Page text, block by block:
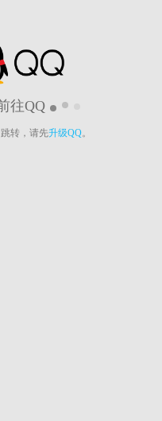
往QQ
转，请先升级QQ。